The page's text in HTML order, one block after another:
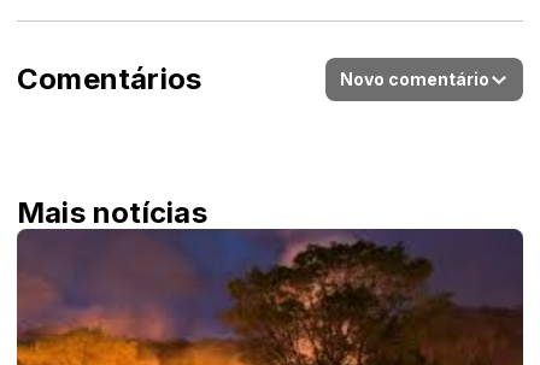
Comentários Novo comentário
Mais notícias